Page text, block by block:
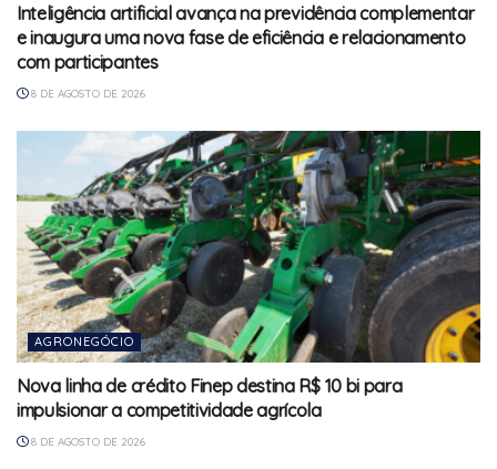
Inteligência artificial avança na previdência complementar
e inaugura uma nova fase de eficiência e relacionamento
com participantes
8 DE AGOSTO DE 2026
AGRONEGÓCIO
Nova linha de crédito Finep destina R$ 10 bi para
impulsionar a competitividade agrícola
8 DE AGOSTO DE 2026